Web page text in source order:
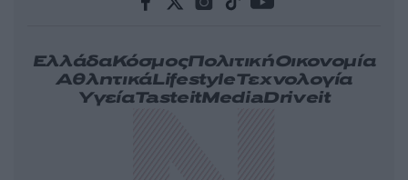
ΕλλάδαΚόσμοςΠολιτικήΟικονομία
ΑθλητικάLifestyleΤεχνολογία
ΥγείαTasteitMediaDriveit